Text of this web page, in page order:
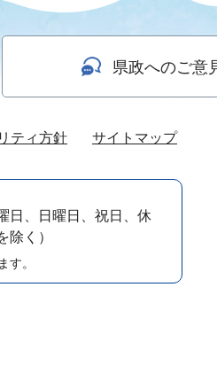
県政へのご意
ティ方針 サイトマップ
日、日曜日、祝日、休
除く）
す。